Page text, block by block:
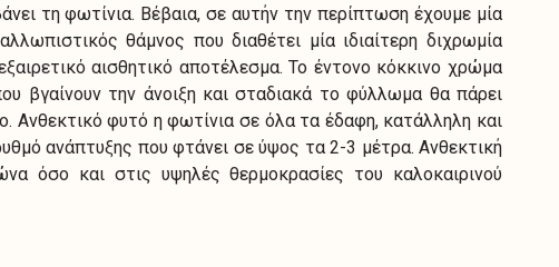
τη φωτίνια. Βέβαια, σε αυτήν την περίπτωση έχουμε μία
θάμνος που διαθέτει μία ιδιαίτερη διχρωμία
αισθητικό αποτέλεσμα. Το έντονο κόκκινο χρώμα
βγαίνουν την άνοιξη και σταδιακά το φύλλωμα θα πάρει
φυτό η φωτίνια σε όλα τα έδαφη, κατάλληλη και
ανάπτυξης που φτάνει σε ύψος τα 2-3 μέτρα. Ανθεκτική
όσο και στις υψηλές θερμοκρασίες του καλοκαιρινού